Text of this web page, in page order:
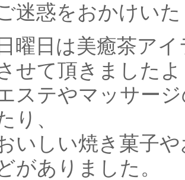
迷惑をおかけい
日曜日は美癒茶ア
せて頂きました
ステやマッサー
り、
いしい焼き菓子
がありました。